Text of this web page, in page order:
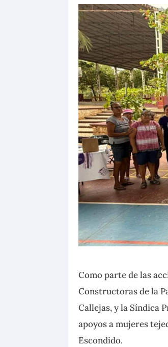
Como parte de las
Constructoras de la
Callejas, y la Síndica
apoyos a mujeres
Escondido.